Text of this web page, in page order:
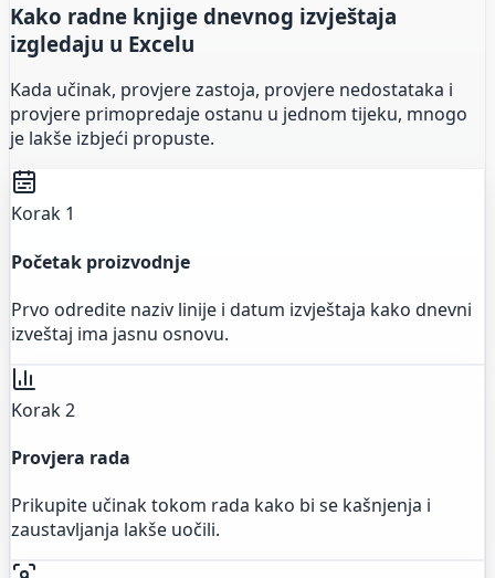
Kako radne knjige dnevnog izvještaja
izgledaju u Excelu
Kada učinak, provjere zastoja, provjere nedostataka i
provjere primopredaje ostanu u jednom tijeku, mnogo
je lakše izbjeći propuste.
Korak 1
Početak proizvodnje
Prvo odredite naziv linije i datum izvještaja kako dnevni
izveštaj ima jasnu osnovu.
Korak 2
Provjera rada
Prikupite učinak tokom rada kako bi se kašnjenja i
zaustavljanja lakše uočili.